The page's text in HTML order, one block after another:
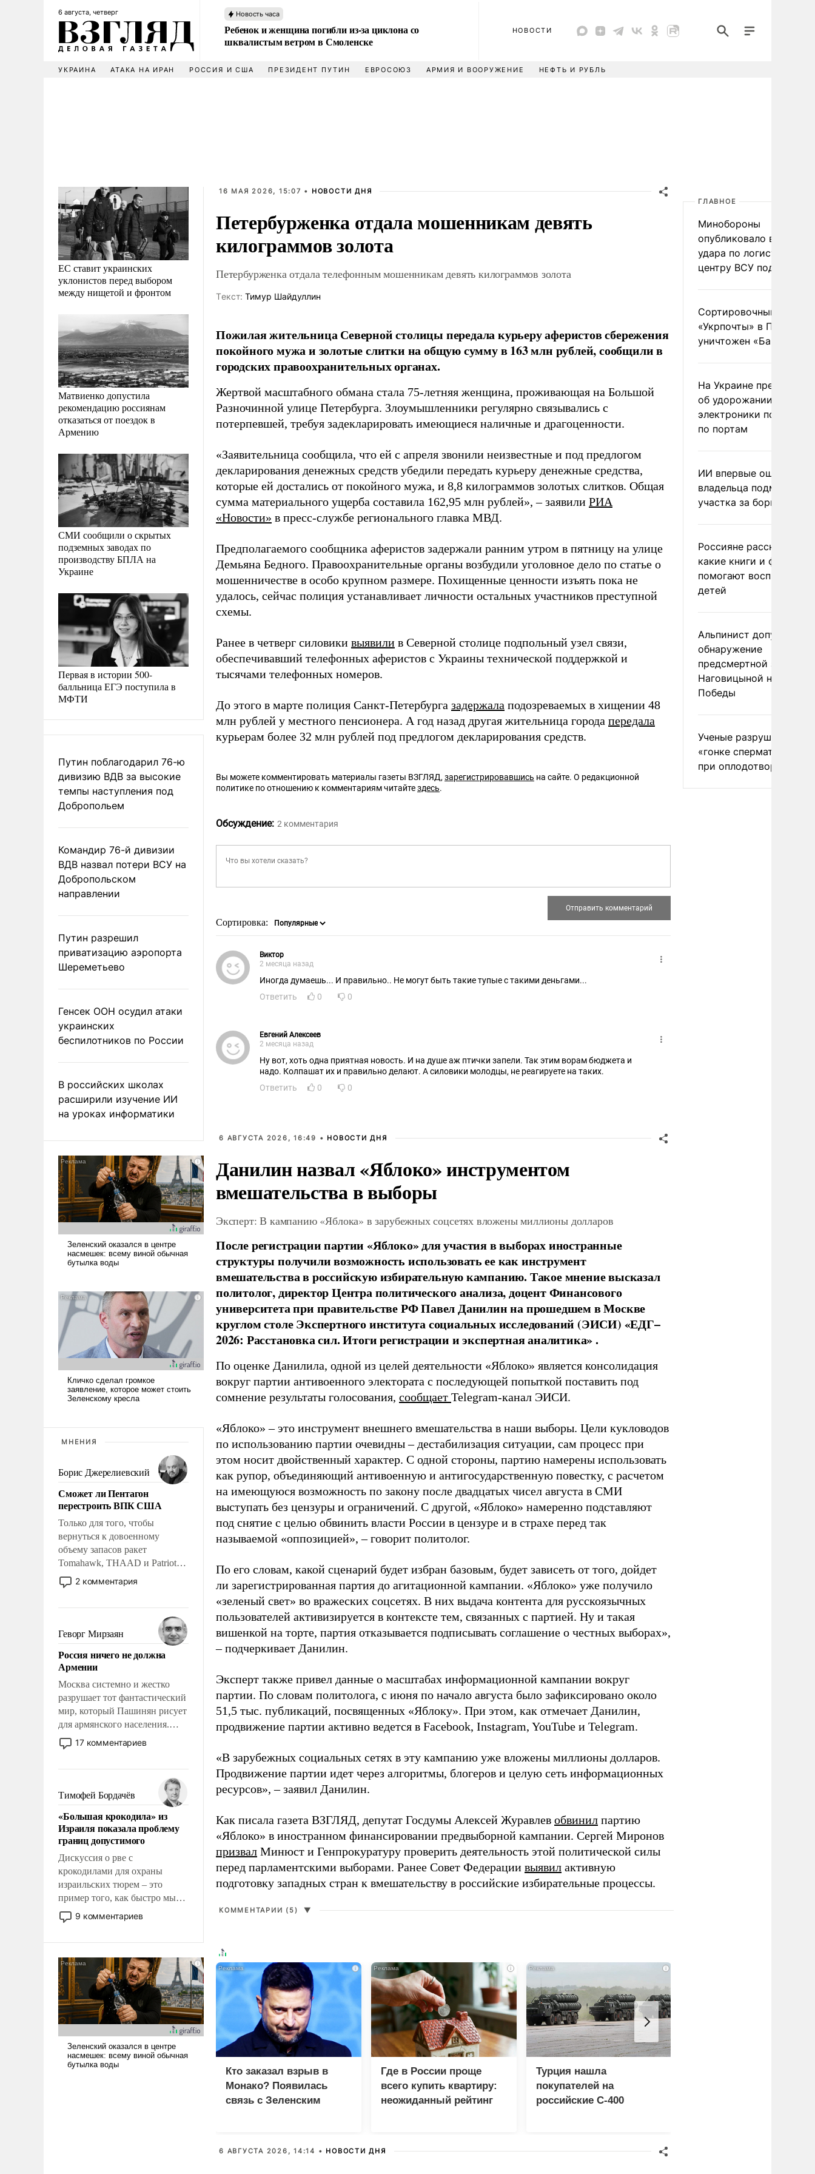
6 августа, четверг Новость часа
Ребенок и женщина погибли из-за циклона со
шквалистым ветром в Смоленске
НОВОСТИ
УКРАИНА АТАКА НА ИРАН РОССИЯ И США ПРЕЗИДЕНТ ПУТИН ЕВРОСОЮЗ АРМИЯ И ВООРУЖЕНИЕ НЕФТЬ И РУБЛЬ
ЕС ставит украинских
уклонистов перед выбором
между нищетой и фронтом
Матвиенко допустила
рекомендацию россиянам
отказаться от поездок в
Армению
СМИ сообщили о скрытых
подземных заводах по
производству БПЛА на
Украине
Первая в истории 500-
балльница ЕГЭ поступила в
МФТИ
Путин поблагодарил 76-ю
дивизию ВДВ за высокие
темпы наступления под
Добропольем
Командир 76-й дивизии
ВДВ назвал потери ВСУ на
Добропольском
направлении
Путин разрешил
приватизацию аэропорта
Шереметьево
Генсек ООН осудил атаки
украинских
беспилотников по России
В российских школах
расширили изучение ИИ
на уроках информатики
МНЕНИЯ
Борис Джерелиевский
Сможет ли Пентагон
перестроить ВПК США
Только для того, чтобы
вернуться к довоенному
объему запасов ракет
Tomahawk, THAAD и Patriot
США потребуется более трех
лет. Даже небольшая война с
Сложившаяся ситуация
означает многолетний период
уязвимости США, например,
перед Китаем.
2 комментария
Геворг Мирзаян
Россия ничего не должна
Армении
Москва системно и жестко
разрушает тот фантастический
мир, который Пашинян рисует
для армянского населения.
Мир, где политические
прожекты будут безусловно
налогоплательщиков и где
Еревану за свои поступки не
нужно отвечать.
17 комментариев
Тимофей Бордачёв
«Большая крокодила» из
Израиля показала проблему
границ допустимого
Дискуссия о рве с
крокодилами для охраны
израильских тюрем – это
пример того, как быстро мы
двигаемся по пути
революционных изменений.
псевдонаучной фантастики,
стало всерьез обсуждаемой
идеей.
9 комментариев
16 МАЯ 2026, 15:07 • НОВОСТИ ДНЯ
Петербурженка отдала мошенникам девять
килограммов золота
Петербурженка отдала телефонным мошенникам девять килограммов золота
Tекст: Тимур Шайдуллин
Пожилая жительница Северной столицы передала курьеру аферистов сбережения
покойного мужа и золотые слитки на общую сумму в 163 млн рублей, сообщили в
городских правоохранительных органах.
Жертвой масштабного обмана стала 75-летняя женщина, проживающая на Большой
Разночинной улице Петербурга. Злоумышленники регулярно связывались с
потерпевшей, требуя задекларировать имеющиеся наличные и драгоценности.
«Заявительница сообщила, что ей с апреля звонили неизвестные и под предлогом
декларирования денежных средств убедили передать курьеру денежные средства,
которые ей достались от покойного мужа, и 8,8 килограммов золотых слитков. Общая
сумма материального ущерба составила 162,95 млн рублей», – заявили РИА
«Новости» в пресс-службе регионального главка МВД.
Предполагаемого сообщника аферистов задержали ранним утром в пятницу на улице
Демьяна Бедного. Правоохранительные органы возбудили уголовное дело по статье о
мошенничестве в особо крупном размере. Похищенные ценности изъять пока не
удалось, сейчас полиция устанавливает личности остальных участников преступной
схемы.
Ранее в четверг силовики выявили в Северной столице подпольный узел связи,
обеспечивавший телефонных аферистов с Украины технической поддержкой и
тысячами телефонных номеров.
До этого в марте полиция Санкт-Петербурга задержала подозреваемых в хищении 48
млн рублей у местного пенсионера. А год назад другая жительница города передала
курьерам более 32 млн рублей под предлогом декларирования средств.
Вы можете комментировать материалы газеты ВЗГЛЯД, зарегистрировавшись на сайте. О редакционной
политике по отношению к комментариям читайтездесь.
Обсуждение: 2 комментария
Сортировка:
Виктор
2 месяца назад
Иногда думаешь... И правильно.. Не могут быть такие тупые с такими деньгами...
Ответить
0 0
Евгений Алексеев
2 месяца назад
Ну вот, хоть одна приятная новость. И на душе аж птички запели. Так этим ворам бюджета и
надо. Колпашат их и правильно делают. А силовики молодцы, не реагируете на таких.
Ответить
0 0
6 АВГУСТА 2026, 16:49 • НОВОСТИ ДНЯ
Данилин назвал «Яблоко» инструментом
вмешательства в выборы
Эксперт: В кампанию «Яблока» в зарубежных соцсетях вложены миллионы долларов
После регистрации партии «Яблоко» для участия в выборах иностранные
структуры получили возможность использовать ее как инструмент
вмешательства в российскую избирательную кампанию. Такое мнение высказал
политолог, директор Центра политического анализа, доцент Финансового
университета при правительстве РФ Павел Данилин на прошедшем в Москве
круглом столе Экспертного института социальных исследований (ЭИСИ) «ЕДГ–
2026: Расстановка сил. Итоги регистрации и экспертная аналитика» .
По оценке Данилила, одной из целей деятельности «Яблоко» является консолидация
вокруг партии антивоенного электората с последующей попыткой поставить под
сомнение результаты голосования, сообщает Telegram-канал ЭИСИ.
«Яблоко» – это инструмент внешнего вмешательства в наши выборы. Цели кукловодов
по использованию партии очевидны – дестабилизация ситуации, сам процесс при
этом носит двойственный характер. С одной стороны, партию намерены использовать
как рупор, объединяющий антивоенную и антигосударственную повестку, с расчетом
на имеющуюся возможность по закону после двадцатых чисел августа в СМИ
выступать без цензуры и ограничений. С другой, «Яблоко» намеренно подставляют
под снятие с целью обвинить власти России в цензуре и в страхе перед так
называемой «оппозицией», – говорит политолог.
По его словам, какой сценарий будет избран базовым, будет зависеть от того, дойдет
ли зарегистрированная партия до агитационной кампании. «Яблоко» уже получило
«зеленый свет» во вражеских соцсетях. В них выдача контента для русскоязычных
пользователей активизируется в контексте тем, связанных с партией. Ну и такая
вишенкой на торте, партия отказывается подписывать соглашение о честных выборах»,
– подчеркивает Данилин.
Эксперт также привел данные о масштабах информационной кампании вокруг
партии. По словам политолога, с июня по начало августа было зафиксировано около
51,5 тыс. публикаций, посвященных «Яблоку». При этом, как отмечает Данилин,
продвижение партии активно ведется в Facebook, Instagram, YouTube и Telegram.
«В зарубежных социальных сетях в эту кампанию уже вложены миллионы долларов.
Продвижение партии идет через алгоритмы, блогеров и целую сеть информационных
ресурсов», – заявил Данилин.
Как писала газета ВЗГЛЯД, депутат Госдумы Алексей Журавлев обвинил партию
«Яблоко» в иностранном финансировании предвыборной кампании. Сергей Миронов
призвал Минюст и Генпрокуратуру проверить деятельность этой политической силы
перед парламентскими выборами. Ранее Совет Федерации выявил активную
подготовку западных стран к вмешательству в российские избирательные процессы.
КОММЕНТАРИИ (5) ▼
i
Кто заказал взрыв в
Монако? Появилась
связь с Зеленским
i
Где в России проще
всего купить квартиру:
неожиданный рейтинг
i
Турция нашла
покупателей на
российские C-400
6 АВГУСТА 2026, 14:14 • НОВОСТИ ДНЯ
ГЛАВНОЕ
Минобороны
опубликовало видео
удара по
центру ВСУ под Киевом
Сортировочный пункт
«Укрпочты» в
уничтожен
На Украине
об удорожании
электроники после
по портам
ИИ впервые
владельца
участка за борщевик
Россияне рассказали,
какие книги и фильмы
помогают воспитывать
детей
Альпинист допустил
обнаружение
предсмертной записки
Наговицыной на пике
Победы
Ученые разрушили миф
«гонке
при оплодотворении